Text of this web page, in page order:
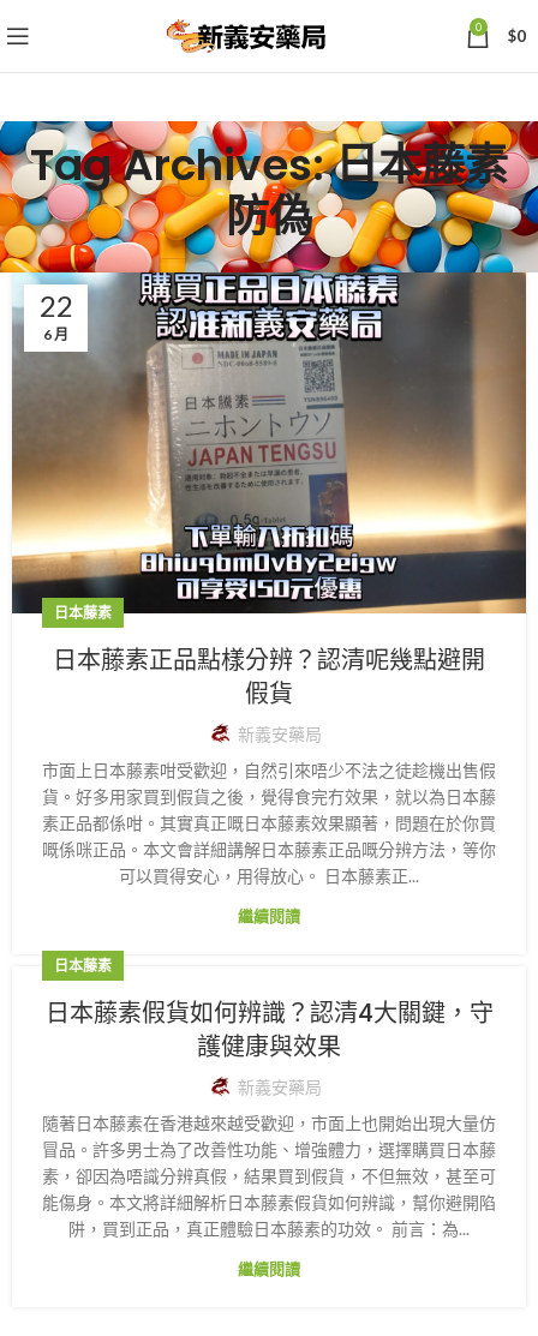
0 $0
Tag Archives: 日本藤素
防偽
22
6 月
日本藤素
日本藤素正品點樣分辨？認清呢幾點避開
假貨
新義安藥局
市面上日本藤素咁受歡迎，自然引來唔少不法之徒趁機出售假
貨。好多用家買到假貨之後，覺得食完冇效果，就以為日本藤
素正品都係咁。其實真正嘅日本藤素效果顯著，問題在於你買
嘅係咪正品。本文會詳細講解日本藤素正品嘅分辨方法，等你
可以買得安心，用得放心。 日本藤素正...
繼續閱讀
日本藤素
日本藤素假貨如何辨識？認清4大關鍵，守
護健康與效果
新義安藥局
隨著日本藤素在香港越來越受歡迎，市面上也開始出現大量仿
冒品。許多男士為了改善性功能、增強體力，選擇購買日本藤
素，卻因為唔識分辨真假，結果買到假貨，不但無效，甚至可
能傷身。本文將詳細解析日本藤素假貨如何辨識，幫你避開陷
阱，買到正品，真正體驗日本藤素的功效。 前言：為...
繼續閱讀